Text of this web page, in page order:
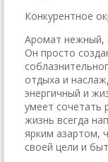
Конкурентное
Аромат нежный,
Он просто
отдыха и
энергичный и
умеет сочетать
жизнь всегда
ярким азартом,
своей цели и